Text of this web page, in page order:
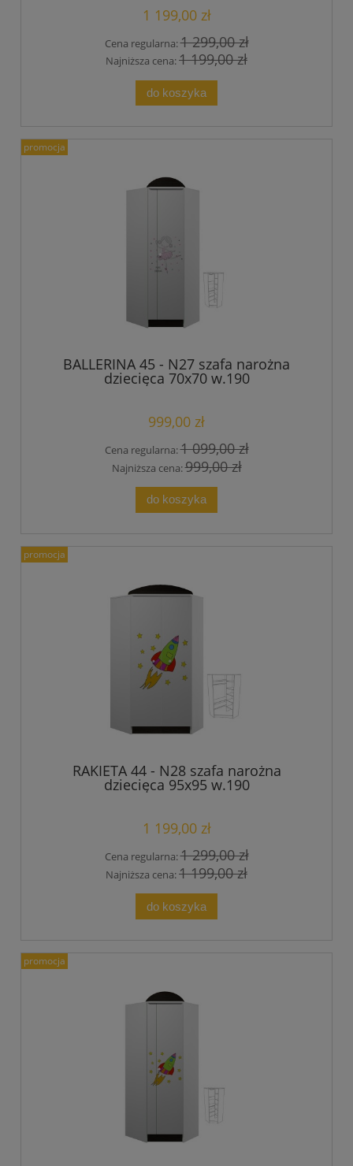
1 199,00 zł
Cena regularna:1 299,00 zł
Najniższa cena:1 199,00 zł
do koszyka
BALLERINA 45 - N27 szafa narożna
dziecięca 70x70 w.190
999,00 zł
Cena regularna:1 099,00 zł
Najniższa cena:999,00 zł
do koszyka
promocja
RAKIETA 44 - N28 szafa narożna
dziecięca 95x95 w.190
1 199,00 zł
Cena regularna:1 299,00 zł
Najniższa cena:1 199,00 zł
do koszyka
promocja
promocja